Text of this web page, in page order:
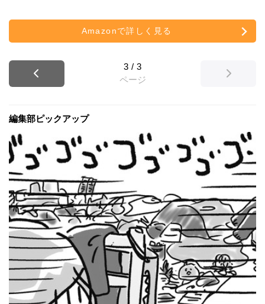
Amazonで詳しく見る
3 / 3
ページ
編集部ピックアップ